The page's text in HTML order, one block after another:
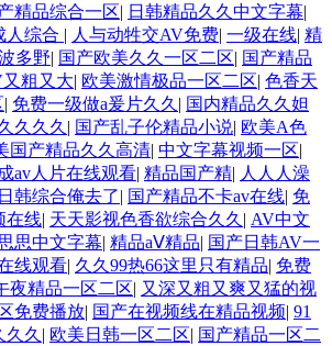
精品综合一区| 日韩精品久久中文字幕|
人综合 | 人与动牲交AV免费| 一级在线| 精
多野| 国产欧美久久一区二区| 国产精品
又粗又大| 欧美激情极品一区二区| 色香天
| 免费一级做a爰片久久 | 国内精品久久妲
久久久 | 国产乱子伦精品小说| 欧美A色
国产精品久久高清| 中文字幕视频一区|
成av人片在线观看| 精品国产精| 人人人澡
韩综合俺去了| 国产精品不卡av在线| 免
在线| 天天影视色香欲综合久久 | AV中文
思中文字幕| 精品aⅤ精品| 国产日韩AV一
线观看| 久久99热66这里只有精品| 免费
夜精品一区二区| 又深又粗又爽又猛的视
免费播放| 国产在视频线在精品视频| 91
久 | 欧美日韩一区二区| 国产精品一区二